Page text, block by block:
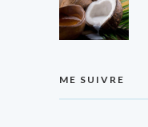
ME SUIVRE